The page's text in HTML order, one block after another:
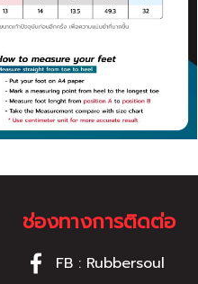
ช่องทางการติดต่อ
FB : Rubbersoul